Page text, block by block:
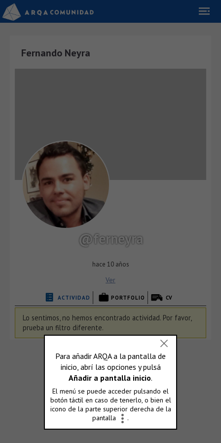
Fernando Neyra
@ferneyra
hace 10 años
Ver
ACTIVIDAD PORTFOLIO CV
Lo sentimos, no hemos encontrado actividad. Por favor,
prueba un filtro diferente.